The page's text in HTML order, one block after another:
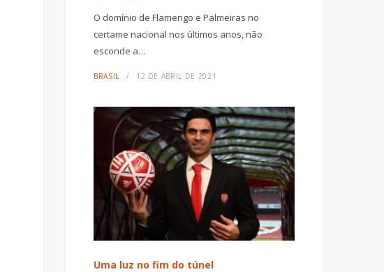
O domínio de Flamengo e Palmeiras no
certame nacional nos últimos anos, não
esconde a…
BRASIL 12 DE ABRIL DE 2021
Uma luz no fim do túnel